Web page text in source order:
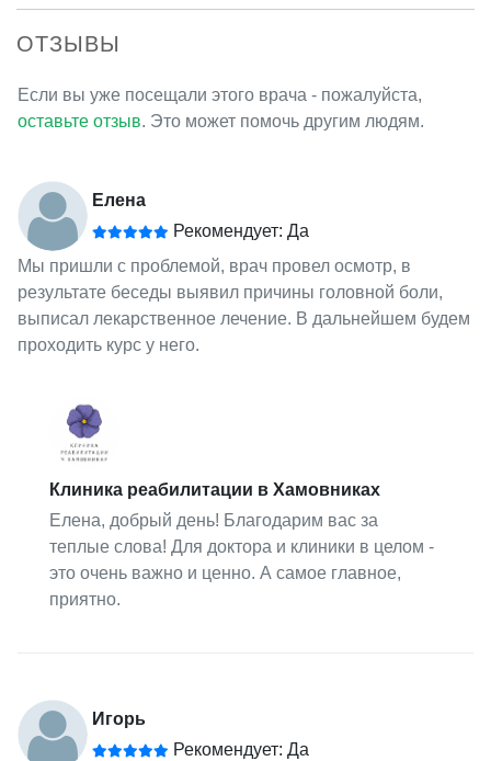
ОТЗЫВЫ
Если вы уже посещали этого врача - пожалуйста,
оставьте отзыв. Это может помочь другим людям.
Елена
Рекомендует: Да
Мы пришли с проблемой, врач провел осмотр, в
результате беседы выявил причины головной боли,
выписал лекарственное лечение. В дальнейшем будем
проходить курс у него.
Клиника реабилитации в Хамовниках
Елена, добрый день! Благодарим вас за
теплые слова! Для доктора и клиники в целом -
это очень важно и ценно. А самое главное,
приятно.
Игорь
Рекомендует: Да